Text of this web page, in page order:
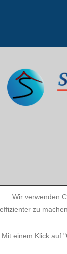
Wir verwenden
effizienter zu
Mit einem Klick auf